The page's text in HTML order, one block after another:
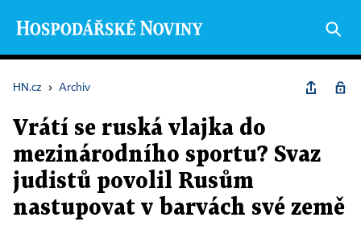
HN.cz › Archiv
Vrátí se ruská vlajka do
mezinárodního sportu? Svaz
judistů povolil Rusům
nastupovat v barvách své země